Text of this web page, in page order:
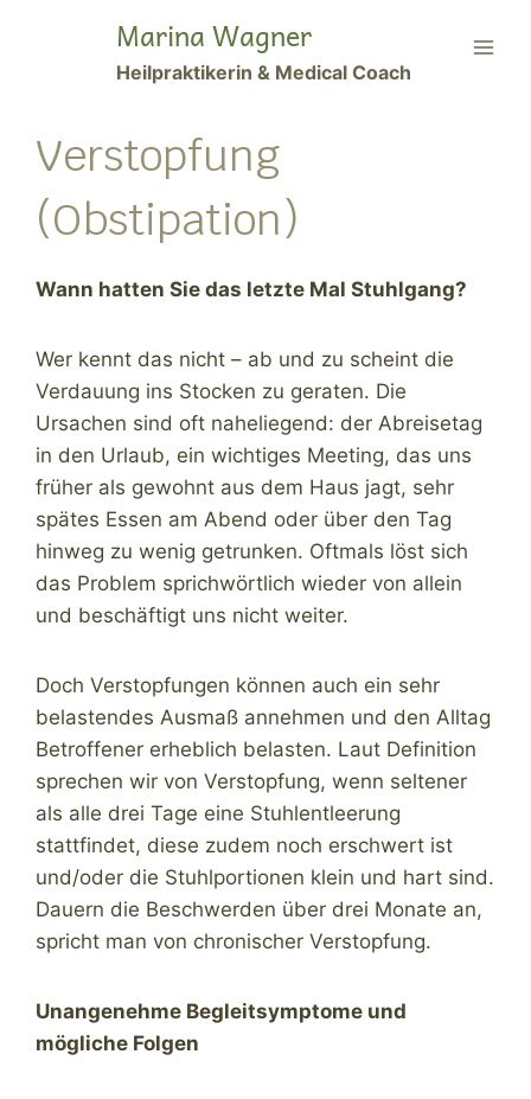
Marina Wagner
Heilpraktikerin & Medical Coach
Verstopfung
(Obstipation)
Wann hatten Sie das letzte Mal Stuhlgang?
Wer kennt das nicht – ab und zu scheint die
Verdauung ins Stocken zu geraten. Die
Ursachen sind oft naheliegend: der Abreisetag
in den Urlaub, ein wichtiges Meeting, das uns
früher als gewohnt aus dem Haus jagt, sehr
spätes Essen am Abend oder über den Tag
hinweg zu wenig getrunken. Oftmals löst sich
das Problem sprichwörtlich wieder von allein
und beschäftigt uns nicht weiter.
Doch Verstopfungen können auch ein sehr
belastendes Ausmaß annehmen und den Alltag
Betroffener erheblich belasten. Laut Definition
sprechen wir von Verstopfung, wenn seltener
als alle drei Tage eine Stuhlentleerung
stattfindet, diese zudem noch erschwert ist
und/oder die Stuhlportionen klein und hart sind.
Dauern die Beschwerden über drei Monate an,
spricht man von chronischer Verstopfung.
Unangenehme Begleitsymptome und
mögliche Folgen